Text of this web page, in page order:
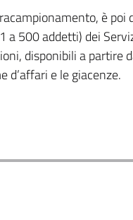
è
a 500 addetti) dei
disponibili a
d’affari e le giacenze.